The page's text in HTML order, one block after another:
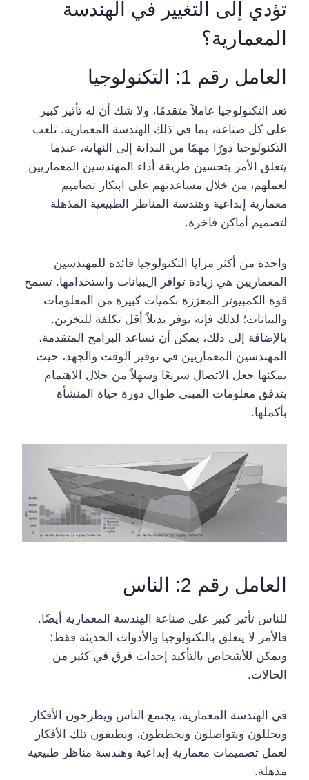
تؤدي إلى التغيير في الهندسة
المعمارية؟
العامل رقم 1: التكنولوجيا
تعد التكنولوجيا عاملاً متقدمًا، ولا شك أن له تأثير كبير
على كل صناعة، بما في ذلك الهندسة المعمارية. تلعب
التكنولوجيا دورًا مهمًا من البداية إلى النهاية، عندما
يتعلق الأمر بتحسين طريقة أداء المهندسين المعماريين
لعملهم، من خلال مساعدتهم على ابتكار تصاميم
معمارية إبداعية وهندسة المناظر الطبيعية المذهلة
لتصميم أماكن فاخرة.
واحدة من أكثر مزايا التكنولوجيا فائدة للمهندسين
المعماريين هي زيادة توافر البيانات واستخدامها. تسمح
قوة الكمبيوتر المعززة بكميات كبيرة من المعلومات
والبيانات؛ لذلك فإنه يوفر بديلاً أقل تكلفة للتخزين.
بالإضافة إلى ذلك، يمكن أن تساعد البرامج المتقدمة،
المهندسين المعماريين في توفير الوقت والجهد، حيث
يمكنها جعل الاتصال سريعًا وسهلاً من خلال الاهتمام
بتدفق معلومات المبنى طوال دورة حياة المنشأة
بأكملها.
العامل رقم 2: الناس
للناس تأثير كبير على صناعة الهندسة المعمارية أيضًا.
فالأمر لا يتعلق بالتكنولوجيا والأدوات الحديثة فقط؛
ويمكن للأشخاص بالتأكيد إحداث فرق في كثير من
الحالات.
في الهندسة المعمارية، يجتمع الناس ويطرحون الأفكار
ويحللون ويتواصلون ويخططون، ويطبقون تلك الأفكار
لعمل تصميمات معمارية إبداعية وهندسة مناظر طبيعية
مذهلة.